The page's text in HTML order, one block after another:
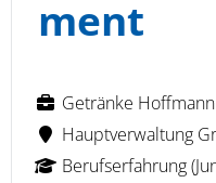
ment
Getränke
Hauptverwaltung
Berufserfahrung